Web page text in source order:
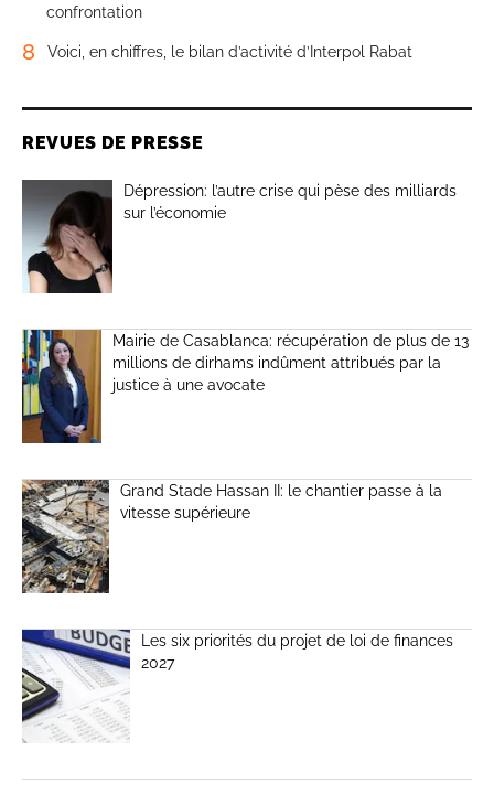
confrontation
8 Voici, en chiffres, le bilan d’activité d’Interpol Rabat
REVUES DE PRESSE
Dépression: l’autre crise qui pèse des milliards
sur l’économie
Mairie de Casablanca: récupération de plus de 13
millions de dirhams indûment attribués par la
justice à une avocate
Grand Stade Hassan II: le chantier passe à la
vitesse supérieure
Les six priorités du projet de loi de finances
2027